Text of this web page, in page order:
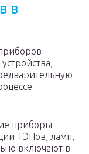
в
приборы
ТЭНов, ламп,
включают в